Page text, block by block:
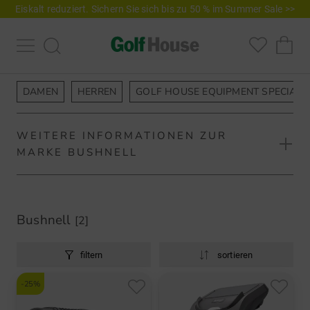
Eiskalt reduziert. Sichern Sie sich bis zu 50 % im Summer Sale >>
DAMEN HERREN GOLF HOUSE EQUIPMENT SPECIALS
WEITERE INFORMATIONEN ZUR
MARKE BUSHNELL
Bushnell Entfernungsmesser – für jedes
Spiel und für jede Spielstärke
Bushnell ist Qualität auf höchstem Niveau und das schon
Bushnell [2]
filtern sortieren
-25%